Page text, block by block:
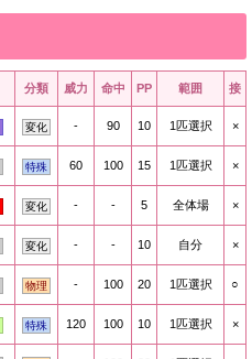
分類 威力 命中 PP 範囲 接
変化 - 90 10 1匹選択 ×
特殊 60 100 15 1匹選択 ×
変化 - - 5 全体場 ×
変化 - - 10 自分 ×
物理 - 100 20 1匹選択 ○
特殊 120 100 10 1匹選択 ×